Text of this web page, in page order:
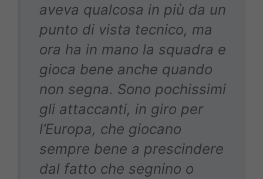
aveva qualcosa in più da un
punto di vista tecnico, ma
ora ha in mano la squadra e
gioca bene anche quando
non segna. Sono pochissimi
gli attaccanti, in giro per
l’Europa, che giocano
sempre bene a prescindere
dal fatto che segnino o